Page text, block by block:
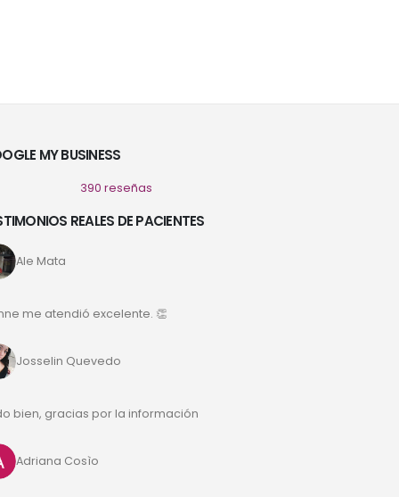
MY BUSINESS
390 reseñas
REALES DE PACIENTES
Ale Mata
me atendió excelente. 👏
Josselin Quevedo
bien, gracias por la información
Adriana Cosìo